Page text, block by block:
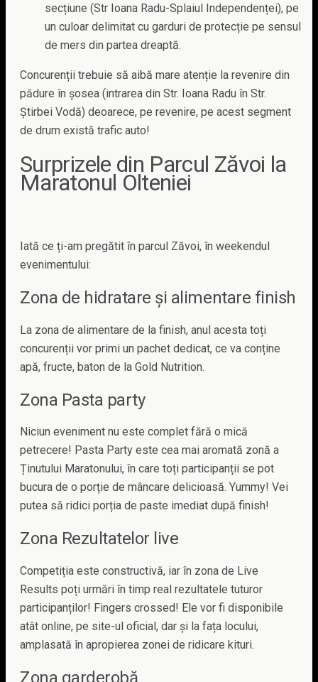
secțiune (Str Ioana Radu-Splaiul Independenței), pe
un culoar delimitat cu garduri de protecție pe sensul
de mers din partea dreaptă.
Concurenții trebuie să aibă mare atenție la revenire din
pădure în șosea (intrarea din Str. Ioana Radu în Str.
Știrbei Vodă) deoarece, pe revenire, pe acest segment
de drum există trafic auto!
Surprizele din Parcul Zăvoi la
Maratonul Olteniei
Iată ce ți-am pregătit în parcul Zăvoi, în weekendul
evenimentului:
Zona de hidratare și alimentare finish
La zona de alimentare de la finish, anul acesta toți
concurenții vor primi un pachet dedicat, ce va conține
apă, fructe, baton de la Gold Nutrition.
Zona Pasta party
Niciun eveniment nu este complet fără o mică
petrecere! Pasta Party este cea mai aromată zonă a
Ținutului Maratonului, în care toți participanții se pot
bucura de o porție de mâncare delicioasă. Yummy! Vei
putea să ridici porția de paste imediat după finish!
Zona Rezultatelor live
Competiția este constructivă, iar în zona de Live
Results poți urmări în timp real rezultatele tuturor
participanților! Fingers crossed! Ele vor fi disponibile
atât online, pe site-ul oficial, dar și la fața locului,
amplasată în apropierea zonei de ridicare kituri.
Zona garderobă